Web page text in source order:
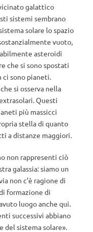
galattico
sistemi sembrano
solare lo spazio
vuoto,
asteroidi
che si sono spostati
ci sono pianeti.
si osserva nella
Questi
più massicci
stella di quanto
a distanze maggiori.
non rappresenti ciò
galassia: siamo un
non c’è ragione di
formazione di
luogo anche qui.
successivi abbiano
del sistema solare».